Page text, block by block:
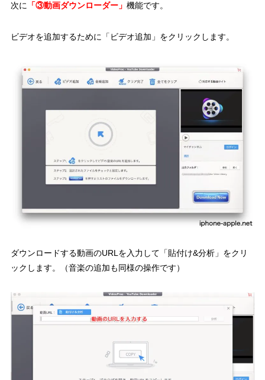
次に 「③動画ダウンローダー」 機能です。
ビデオを追加するために「ビデオ追加」をクリックします。
ダウンロードする動画のURLを入力して「貼付け&分析」をクリ
ックします。（音楽の追加も同様の操作です）